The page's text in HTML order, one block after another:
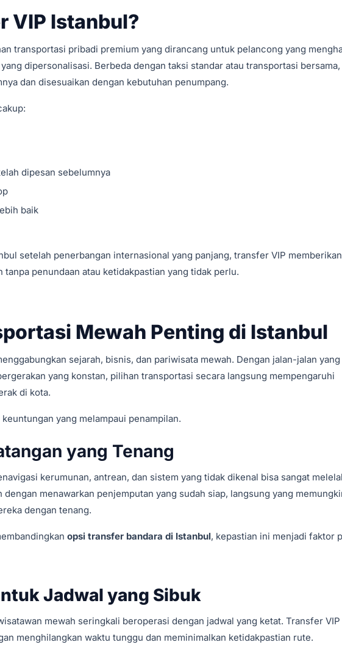
VIP Istanbul?
transportasi pribadi premium yang dirancang untuk pelancong yang
dipersonalisasi. Berbeda dengan taksi standar atau transportasi bersama,
dan disesuaikan dengan kebutuhan penumpang.
dipesan sebelumnya
baik
setelah penerbangan internasional yang panjang, transfer VIP
penundaan atau ketidakpastian yang tidak perlu.
Mewah Penting di Istanbul
sejarah, bisnis, dan pariwisata mewah. Dengan jalan-jalan
yang konstan, pilihan transportasi secara langsung mempengaruhi
di kota.
yang melampaui penampilan.
yang Tenang
kerumunan, antrean, dan sistem yang tidak dikenal bisa sangat
menawarkan penjemputan yang sudah siap, langsung yang
dengan tenang.
opsi transfer bandara di Istanbul, kepastian ini menjadi faktor
Jadwal yang Sibuk
mewah seringkali beroperasi dengan jadwal yang ketat. Transfer VIP
menghilangkan waktu tunggu dan meminimalkan ketidakpastian rute.